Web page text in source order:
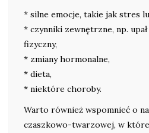
* silne emocje, takie jak stres
* czynniki zewnętrzne, np.
fizyczny,
* zmiany hormonalne,
* dieta,
* niektóre choroby.
Warto również wspomnieć o
czaszkowo-twarzowej, w